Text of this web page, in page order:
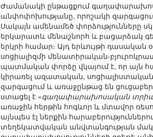
Ժամանակի ընթացքում
անփոփոխությանը, որոշակի
Սակայն ամենամեծ փորձությունները
երկարատև մենաշնորհ և բացարձակ
երկրի համար։ Այդ երևույթի դասական
սոցիալիզմի մենատիրական-
պատմական փորձը վկայում է, որ այն
կիրառել ազատական,
զարգացում և առաջընթաց են
ստացել է «գաղափարախոսական
առաջին հերթին հոգևոր և մտավոր
այնպես էլ ներքին
տեղեկատվական անվտանգության